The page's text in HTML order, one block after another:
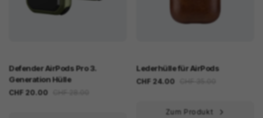
Defender AirPods Pro 3.
Generation Hülle
CHF 20.00
Lederhülle für AirPods
CHF 24.00
Zum Produkt